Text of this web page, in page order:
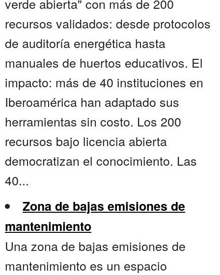
recursos validados: desde protocolos
de auditoría energética hasta
manuales de huertos educativos. El
impacto: más de 40 instituciones en
Iberoamérica han adaptado sus
herramientas sin costo. Los 200
recursos bajo licencia abierta
democratizan el conocimiento. Las
40...
Zona de bajas emisiones de
mantenimiento
Una zona de bajas emisiones de
mantenimiento es un espacio